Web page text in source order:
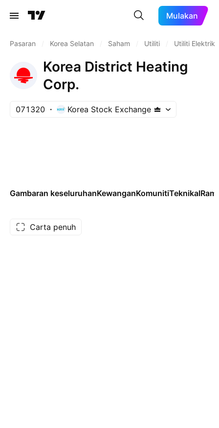
Mulakan
Pasaran Korea Selatan Saham Utiliti Utiliti Elektrik
Korea District Heating
Corp.
071320 Korea Stock Exchange
Gambaran keseluruhanKewanganKomunitiTeknikal
Carta penuh